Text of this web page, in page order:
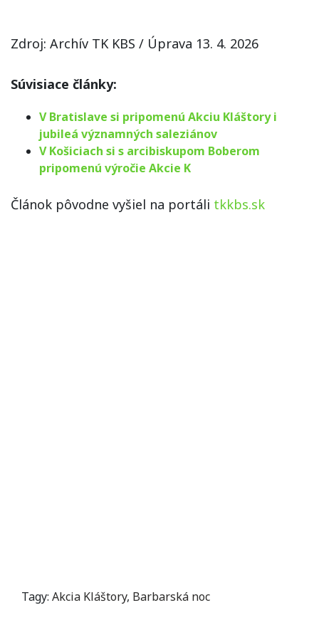
Zdroj: Archív TK KBS / Úprava 13. 4. 2026
Súvisiace články:
V Bratislave si pripomenú Akciu Kláštory i
jubileá významných saleziánov
V Košiciach si s arcibiskupom Boberom
pripomenú výročie Akcie K
Článok pôvodne vyšiel na portáli tkkbs.sk
Tagy: Akcia Kláštory, Barbarská noc